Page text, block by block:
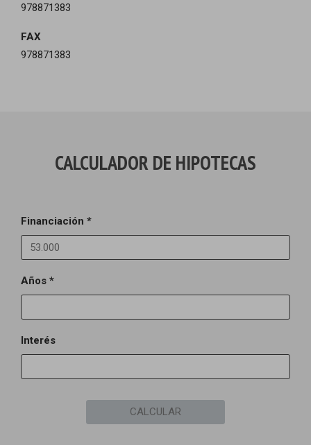
978871383
FAX
978871383
CALCULADOR DE HIPOTECAS
Financiación *
Años *
Interés
CALCULAR